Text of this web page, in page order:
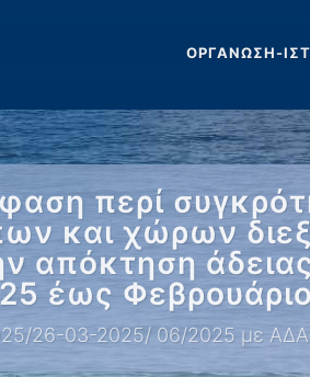
ΟΡΓΑΝΩΣΗ-
περί
και χώρων
απόκτηση
έως
26-03-2025/ 06/2025 με